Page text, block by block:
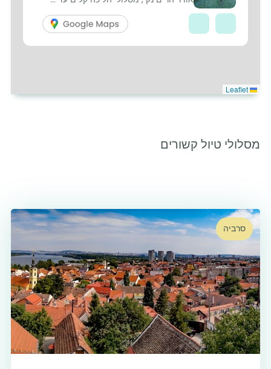
2
Leaflet
מסלולי טיול קשורים
סרביה